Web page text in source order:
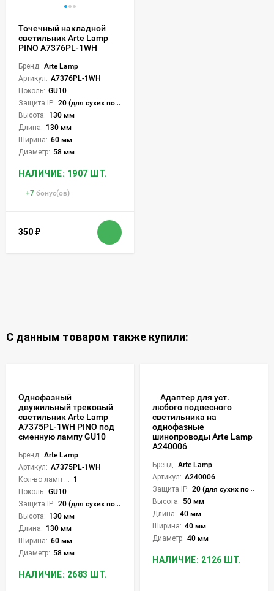
Точечный накладной
светильник Arte Lamp
PINO A7376PL-1WH
Бренд: Arte Lamp
Артикул: A7376PL-1WH
Цоколь: GU10
Защита IP: 20 (для сухих пом.)
Высота: 130 мм
Длина: 130 мм
Ширина: 60 мм
Диаметр: 58 мм
НАЛИЧИЕ: 1907 ШТ.
+7 бонус(ов)
350 ₽
С данным товаром также купили:
Однофазный
двужильный трековый
светильник Arte Lamp
A7375PL-1WH PINO под
сменную лампу GU10
Бренд: Arte Lamp
Артикул: A7375PL-1WH
1
Цоколь: GU10
Защита IP: 20 (для сухих пом.)
Высота: 130 мм
Длина: 130 мм
Ширина: 60 мм
Диаметр: 58 мм
НАЛИЧИЕ: 2683 ШТ.
Адаптер для уст.
любого подвесного
светильника на
однофазные
шинопроводы Arte Lamp
A240006
Бренд: Arte Lamp
Артикул: A240006
Защита IP: 20 (для сухих пом.)
Высота: 50 мм
Длина: 40 мм
Ширина: 40 мм
Диаметр: 40 мм
НАЛИЧИЕ: 2126 ШТ.